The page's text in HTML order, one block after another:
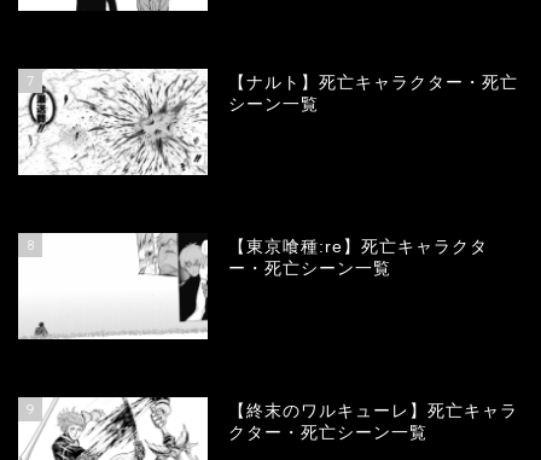
7
【ナルト】死亡キャラクター・死亡
シーン一覧
8
【東京喰種:re】死亡キャラクタ
ー・死亡シーン一覧
9
【終末のワルキューレ】死亡キャラ
クター・死亡シーン一覧